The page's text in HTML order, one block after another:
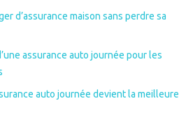
d’assurance maison sans perdre sa
assurance auto journée pour les
auto journée devient la meilleure